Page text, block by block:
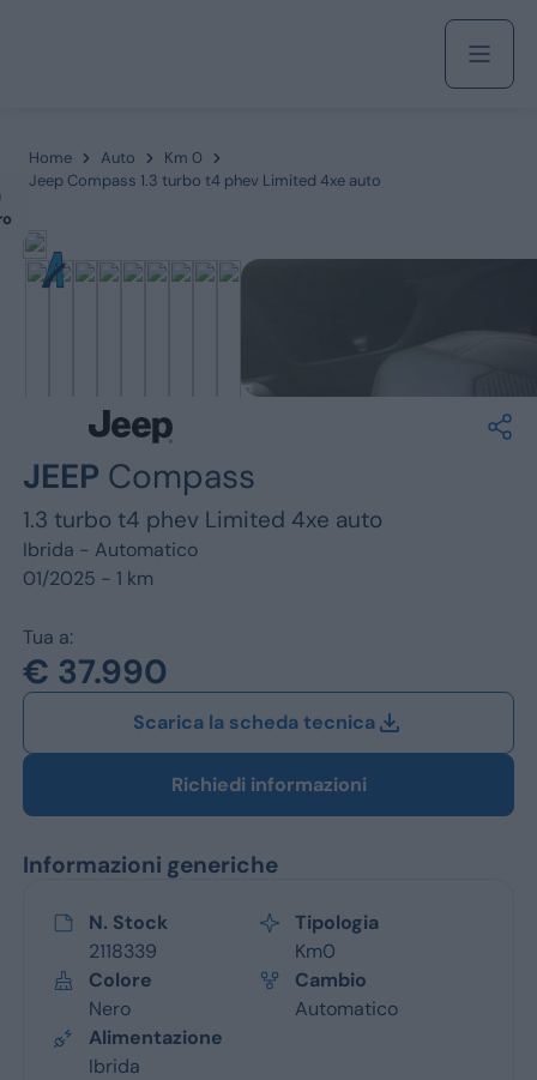
Ford
Opel
Home Auto
Km 0
Jeep Compass 1.3 turbo t4 phev Limited 4xe auto
JEEP Compass
1.3 turbo t4 phev Limited 4xe auto
Ibrida - Automatico
01/2025 - 1 km
Tua a:
€ 37.990
Scarica la scheda tecnica
Richiedi informazioni
Informazioni generiche
N. Stock
2118339
Tipologia
Km0
Colore
Nero
Cambio
Automatico
Alimentazione
Ibrida